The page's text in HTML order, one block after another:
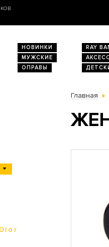
НОВИНКИ RAY
МУЖСКИЕ
ОПРАВЫ
Главная